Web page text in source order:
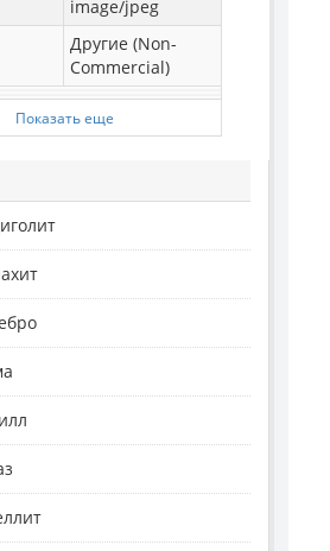
image/jpeg
Другие (Non-
Commercial)
Показать еще